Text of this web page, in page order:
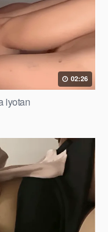
02:26
iyotan